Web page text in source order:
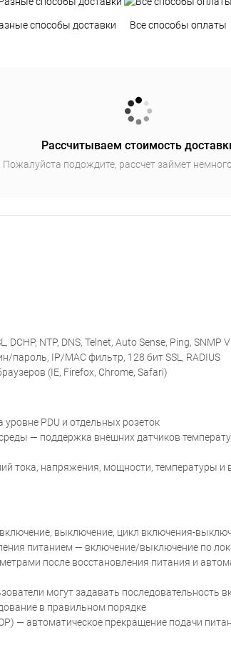
способы доставки Все способы оплаты
Рассчитываем стоимость
Пожалуйста подождите, рассчет займет
DCHP, NTP, DNS, Telnet, Auto Sense, Ping, SNMP
пароль, IP/MAC фильтр, 128 бит SSL, RADIUS
(IE, Firefox, Chrome, Safari)
PDU и отдельных розеток
— поддержка внешних датчиков
тока, напряжения, мощности, температуры и
выключение, цикл включения-
питанием — включение/выключение по
после восстановления питания и
могут задавать последовательность
в правильном порядке
— автоматическое прекращение подачи